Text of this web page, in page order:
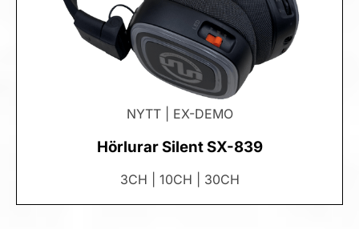
NYTT | EX-DEMO
Hörlurar Silent SX-839
3CH | 10CH | 30CH